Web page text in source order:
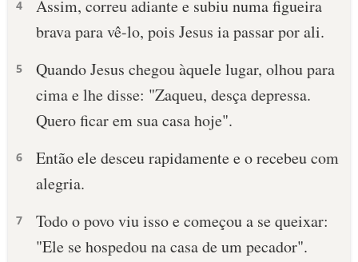
ESTUDOS BÍBLICOS
TEMAS
PERGUNTE À BÍBLIA
QUEM SOMOS
LOJA BÍBLIAON
4
Assim, correu adiante e subiu numa figueira
brava para vê-lo, pois Jesus ia passar por ali.
5
Quando Jesus chegou àquele lugar, olhou para
cima e lhe disse: "Zaqueu, desça depressa.
Quero ficar em sua casa hoje".
6
Então ele desceu rapidamente e o recebeu com
alegria.
7
Todo o povo viu isso e começou a se queixar:
"Ele se hospedou na casa de um pecador".